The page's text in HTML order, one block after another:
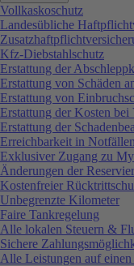
Vollkaskoschutz
Landesübliche
Kfz-Diebstahlschutz
Erstattung der
Erstattung von Schäden
Erstattung von
Erstattung der Kosten bei
Erstattung der
Erreichbarkeit in Notfällen
Exklusiver Zugang zu
Änderungen der
Kostenfreier
Unbegrenzte Kilometer
Faire Tankregelung
Alle lokalen Steuern &
Sichere
Alle Leistungen auf